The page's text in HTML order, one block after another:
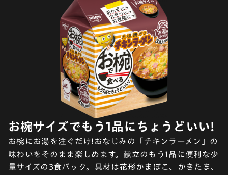
お椀サイズでもう1品にちょうどいい!
お椀にお湯を注ぐだけ!おなじみの「チキンラーメン」の
味わいをそのまま楽しめます。献立のもう1品に便利な少
量サイズの3食パック。具材は花形かまぼこ、かきたま、